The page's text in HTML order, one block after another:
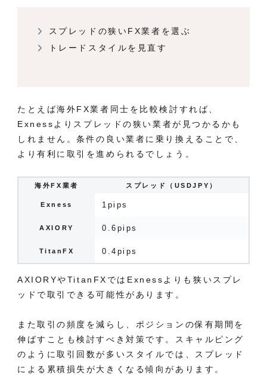
スプレッドの狭いFX業者を選ぶ
トレードスタイルを見直す
たとえば海外FX業者同士を比較検討すれば、
Exnessよりスプレッドの狭い業者が見つかるかも
しれません。条件の良い業者に乗り換えることで、
より有利に取引を進められるでしょう。
海外FX業者 スプレッド（USDJPY）
Exness 1pips
AXIORY 0.6pips
TitanFX 0.4pips
AXIORYやTitanFXではExnessよりも狭いスプレ
ッドで取引できる可能性があります。
また取引の頻度を減らし、ポジションの保有期間を
伸ばすことも検討すべき対策です。スキャルピング
のように取引回数が多いスタイルでは、スプレッド
による累積損失が大きくなる傾向があります。